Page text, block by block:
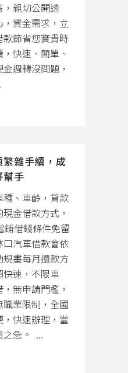
親切公開透
資金需求，立
節省您寶貴時
快速、簡單、
週轉沒問題，
雜手續，成
幫手
、車齡，貸款
金借款方式，
鋪借錢條件免留
汽車借款會依
畫每月還款方
快速，不限車
無申請門檻，
業限制，全國
快速辦理，當
之急。 ...